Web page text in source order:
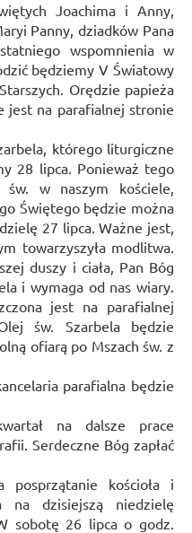
Joachima i Anny,
Panny, dziadków Pana
wspomnienia w
będziemy V Światowy
Orędzie papieża
jest na parafialnej stronie
którego liturgiczne
28 lipca. Ponieważ tego
w naszym kościele,
Świętego będzie można
27 lipca. Ważne jest,
towarzyszyła modlitwa.
duszy i ciała, Pan Bóg
i wymaga od nas wiary.
jest na parafialnej
św. Szarbela będzie
ofiarą po Mszach św. z
parafialna będzie
na dalsze prace
Serdeczne Bóg zapłać
posprzątanie kościoła i
na dzisiejszą niedzielę
sobotę 26 lipca o godz.